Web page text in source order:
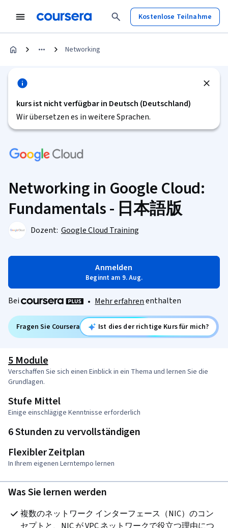
Kostenlose Teilnahme
Networking
kurs ist nicht verfügbar in Deutsch (Deutschland)
Wir übersetzen es in weitere Sprachen.
Networking in Google Cloud:
Fundamentals - 日本語版
Dozent: Google Cloud Training
Anmelden
Beginnt am 9. Aug.
Bei • Mehr erfahrenenthalten
Fragen Sie Coursera Ist dies der richtige Kurs für mich?
5 Module
Verschaffen Sie sich einen Einblick in ein Thema und lernen Sie die
Grundlagen.
Stufe Mittel
Einige einschlägige Kenntnisse erforderlich
6 Stunden zu vervollständigen
Flexibler Zeitplan
In Ihrem eigenen Lerntempo lernen
Was Sie lernen werden
複数のネットワーク インターフェース（NIC）のコン